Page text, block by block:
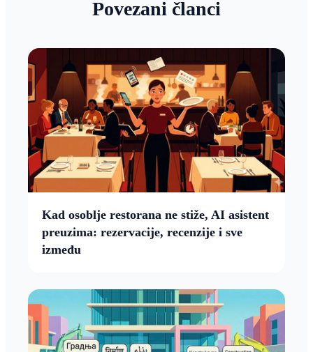
Povezani članci
Kad osoblje restorana ne stiže, AI asistent
preuzima: rezervacije, recenzije i sve
između